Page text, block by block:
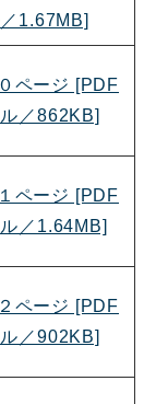
1.67MB]
ページ [PDF
／862KB]
ページ [PDF
／1.64MB]
ページ [PDF
／902KB]